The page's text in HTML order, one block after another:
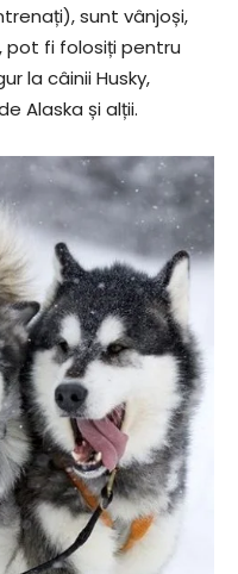
sunt vânjoși,
pot fi folosiți pentru
la câinii Husky,
Alaska și alții.